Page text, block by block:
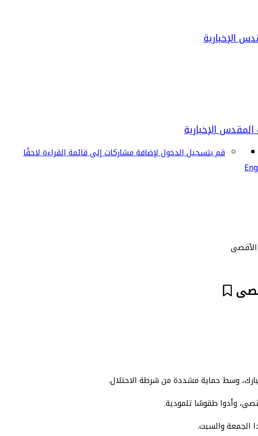
قم بتسجيل الدخول لإضافة مشاركات إلى قائمة القراءة لاحقًا
وأدوا طقوسًا تلمودية.
الجمعة والسبت.